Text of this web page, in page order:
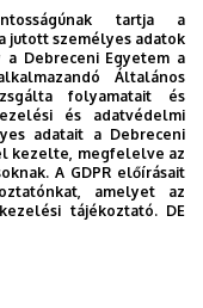
- Controlling és
- Emberi erőforrás
specializáció
tartja a
jutott személyes adatok
Debreceni Egyetem a
Általános
folyamatait és
és adatvédelmi
adatait a Debreceni
kezelte, megfelelve az
A GDPR előírásait
amelyet az
tájékoztató. DE